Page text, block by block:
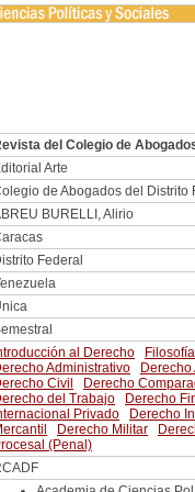
del Colegio de
Arte
de Abogados del Distrito
BURELLI, Alirio
Federal
al Derecho
Administrativo
Civil
Derecho
del Trabajo
Derecho
Privado
Derecho
Derecho Militar
(Penal)